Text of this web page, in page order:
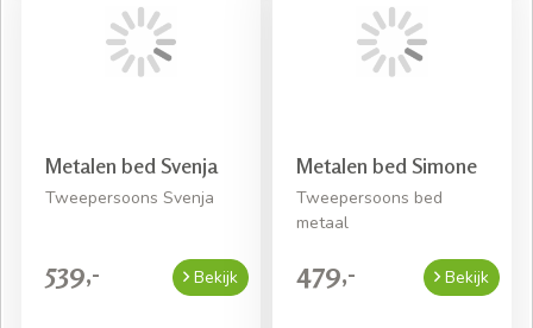
Metalen bed Svenja
Tweepersoons Svenja
539,- Bekijk
Metalen bed Simone
Tweepersoons bed
metaal
479,- Bekijk